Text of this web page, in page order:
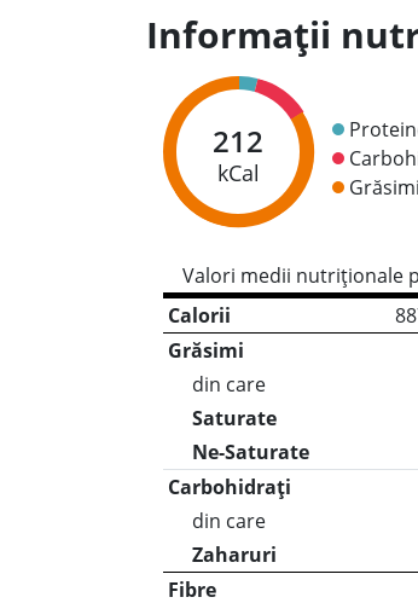
Informații
212
kCal
Valori medii nutriționale
Calorii
Grăsimi
din care
Saturate
Ne-Saturate
Carbohidrați
din care
Zaharuri
Fibre